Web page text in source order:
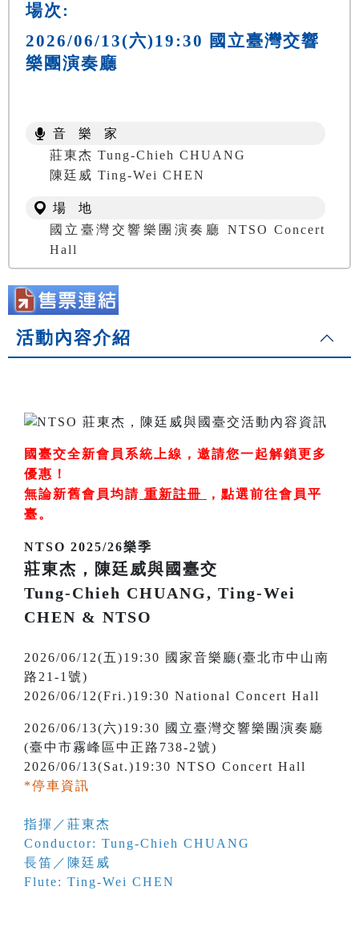
場次:
2026/06/13(六)19:30 國立臺灣交響
樂團演奏廳
音 樂 家
莊東杰 Tung-Chieh CHUANG
陳廷威 Ting-Wei CHEN
場 地
國立臺灣交響樂團演奏廳 NTSO Concert
Hall
活動內容介紹
國臺交全新會員系統上線，邀請您一起解鎖更多
優惠！
無論新舊會員均請 重新註冊 ， 點選前往會員平
臺。
NTSO 2025/26樂季
莊東杰，陳廷威與國臺交
Tung-Chieh CHUANG, Ting-Wei
CHEN & NTSO
2026/06/12(五)19:30 國家音樂廳(臺北市中山南
路21-1號)
2026/06/12(Fri.)19:30 National Concert Hall
2026/06/13(六)19:30 國立臺灣交響樂團演奏廳
(臺中市霧峰區中正路738-2號)
2026/06/13(Sat.)19:30 NTSO Concert Hall
*停車資訊
指揮／莊東杰
Conductor: Tung-Chieh CHUANG
長笛／陳廷威
Flute: Ting-Wei CHEN